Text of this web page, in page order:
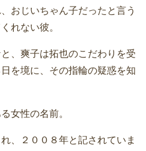
おじいちゃん子だったと言う
れない彼。
、爽子は拓也のこだわりを受
を境に、その指輪の疑惑を知
女性の名前。
、２００８年と記されていま